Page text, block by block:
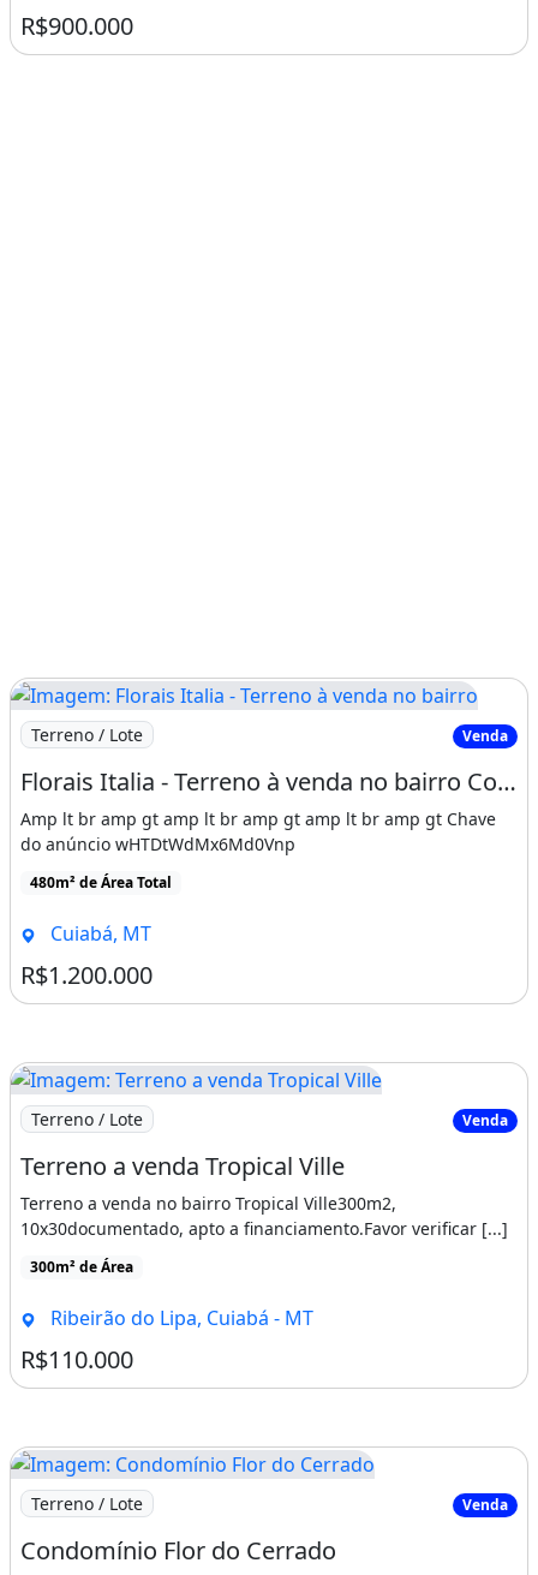
R$900.000
Imagem: Florais Italia - Terreno à venda no bairro
Terreno / Lote Venda
Florais Italia - Terreno à venda no bairro Condomínio Florais Itália - Cuiabá/MT
Amp lt br amp gt amp lt br amp gt amp lt br amp gt Chave
do anúncio wHTDtWdMx6Md0Vnp
480m² de Área Total
Cuiabá, MT
R$1.200.000
Imagem: Terreno a venda Tropical Ville
Terreno / Lote Venda
Terreno a venda Tropical Ville
Terreno a venda no bairro Tropical Ville300m2,
10x30documentado, apto a financiamento.Favor verificar [...]
300m² de Área
Ribeirão do Lipa, Cuiabá - MT
R$110.000
Imagem: Condomínio Flor do Cerrado
Terreno / Lote Venda
Condomínio Flor do Cerrado